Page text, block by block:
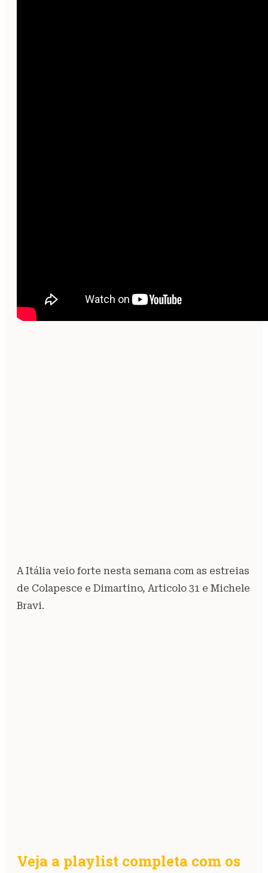
A Itália veio forte nesta semana com as estreias
de Colapesce e Dimartino, Articolo 31 e Michele
Bravi.
Veja a playlist completa com os